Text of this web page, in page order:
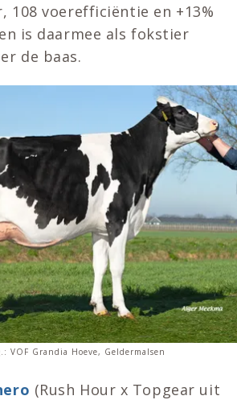
108 voerefficiëntie en +13%
is daarmee als fokstier
de baas.
VOF Grandia Hoeve, Geldermalsen
(Rush Hour x Topgear uit